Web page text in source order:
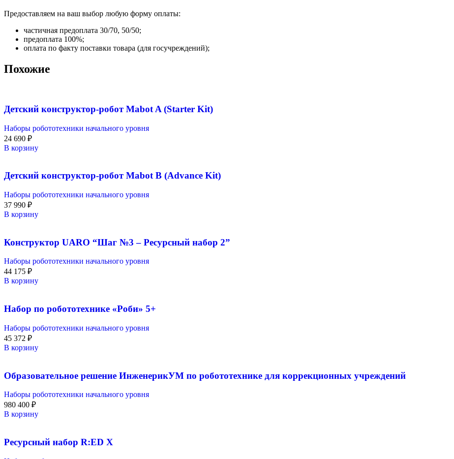
Предоставляем на ваш выбор любую форму оплаты:
частичная предоплата 30/70, 50/50;
предоплата 100%;
оплата по факту поставки товара (для госучреждений);
Похожие
Детский конструктор-робот Mabot A (Starter Kit)
Наборы робототехники начального уровня
24 690 ₽
В корзину
Детский конструктор-робот Mabot B (Advance Kit)
Наборы робототехники начального уровня
37 990 ₽
В корзину
Конструктор UARO “Шаг №3 – Ресурсный набор 2”
Наборы робототехники начального уровня
44 175 ₽
В корзину
Набор по робототехнике «Роби» 5+
Наборы робототехники начального уровня
45 372 ₽
В корзину
Образовательное решение ИнженерикУМ по робототехнике для коррекционных учреждений
Наборы робототехники начального уровня
980 400 ₽
В корзину
Ресурсный набор R:ED X